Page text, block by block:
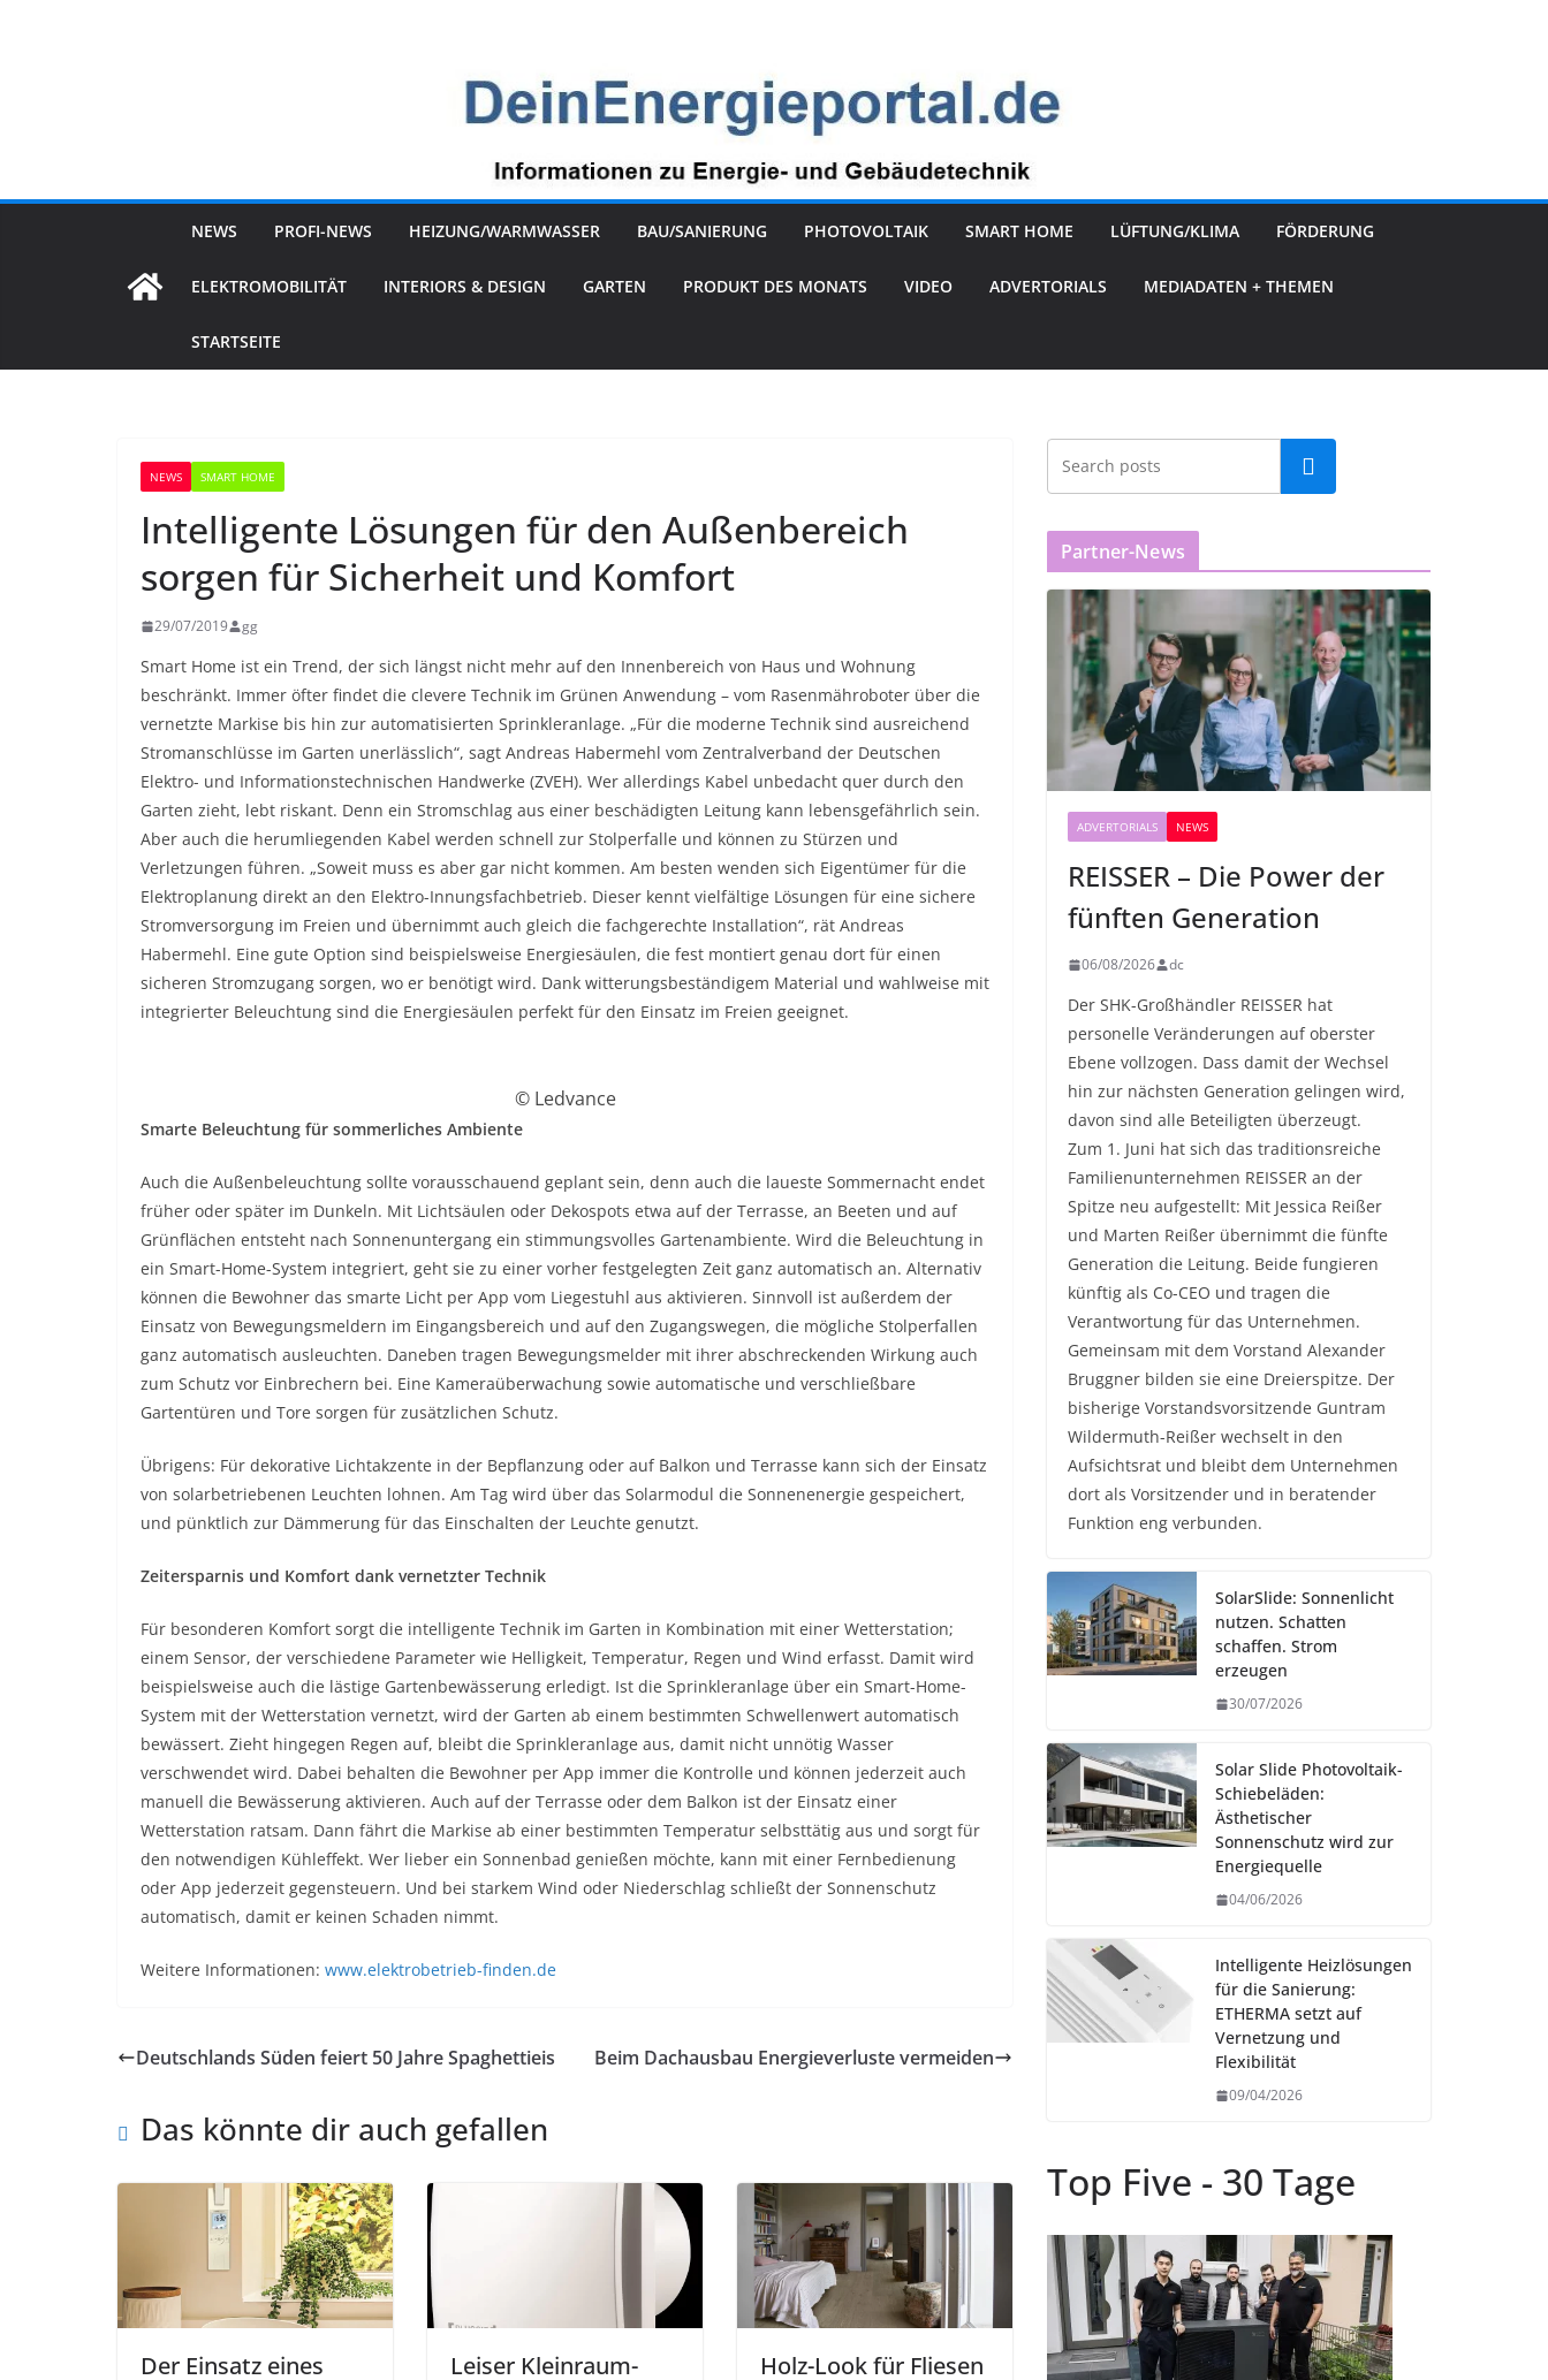
NEWS PROFI-NEWS HEIZUNG/WARMWASSER BAU/SANIERUNG PHOTOVOLTAIK SMART HOME LÜFTUNG/KLIMA FÖRDERUNG
ELEKTROMOBILITÄT INTERIORS & DESIGN GARTEN PRODUKT DES MONATS VIDEO ADVERTORIALS MEDIADATEN + THEMEN
STARTSEITE
NEWS SMART HOME
Intelligente Lösungen für den Außenbereich
sorgen für Sicherheit und Komfort
29/07/2019 gg
Smart Home ist ein Trend, der sich längst nicht mehr auf den Innenbereich von Haus und Wohnung
beschränkt. Immer öfter findet die clevere Technik im Grünen Anwendung – vom Rasenmähroboter über die
vernetzte Markise bis hin zur automatisierten Sprinkleranlage. „Für die moderne Technik sind ausreichend
Stromanschlüsse im Garten unerlässlich“, sagt Andreas Habermehl vom Zentralverband der Deutschen
Elektro- und Informationstechnischen Handwerke (ZVEH). Wer allerdings Kabel unbedacht quer durch den
Garten zieht, lebt riskant. Denn ein Stromschlag aus einer beschädigten Leitung kann lebensgefährlich sein.
Aber auch die herumliegenden Kabel werden schnell zur Stolperfalle und können zu Stürzen und
Verletzungen führen. „Soweit muss es aber gar nicht kommen. Am besten wenden sich Eigentümer für die
Elektroplanung direkt an den Elektro-Innungsfachbetrieb. Dieser kennt vielfältige Lösungen für eine sichere
Stromversorgung im Freien und übernimmt auch gleich die fachgerechte Installation“, rät Andreas
Habermehl. Eine gute Option sind beispielsweise Energiesäulen, die fest montiert genau dort für einen
sicheren Stromzugang sorgen, wo er benötigt wird. Dank witterungsbeständigem Material und wahlweise mit
integrierter Beleuchtung sind die Energiesäulen perfekt für den Einsatz im Freien geeignet.
© Ledvance
Smarte Beleuchtung für sommerliches Ambiente
Auch die Außenbeleuchtung sollte vorausschauend geplant sein, denn auch die laueste Sommernacht endet
früher oder später im Dunkeln. Mit Lichtsäulen oder Dekospots etwa auf der Terrasse, an Beeten und auf
Grünflächen entsteht nach Sonnenuntergang ein stimmungsvolles Gartenambiente. Wird die Beleuchtung in
ein Smart-Home-System integriert, geht sie zu einer vorher festgelegten Zeit ganz automatisch an. Alternativ
können die Bewohner das smarte Licht per App vom Liegestuhl aus aktivieren. Sinnvoll ist außerdem der
Einsatz von Bewegungsmeldern im Eingangsbereich und auf den Zugangswegen, die mögliche Stolperfallen
ganz automatisch ausleuchten. Daneben tragen Bewegungsmelder mit ihrer abschreckenden Wirkung auch
zum Schutz vor Einbrechern bei. Eine Kameraüberwachung sowie automatische und verschließbare
Gartentüren und Tore sorgen für zusätzlichen Schutz.
Übrigens: Für dekorative Lichtakzente in der Bepflanzung oder auf Balkon und Terrasse kann sich der Einsatz
von solarbetriebenen Leuchten lohnen. Am Tag wird über das Solarmodul die Sonnenenergie gespeichert,
und pünktlich zur Dämmerung für das Einschalten der Leuchte genutzt.
Zeitersparnis und Komfort dank vernetzter Technik
Für besonderen Komfort sorgt die intelligente Technik im Garten in Kombination mit einer Wetterstation;
einem Sensor, der verschiedene Parameter wie Helligkeit, Temperatur, Regen und Wind erfasst. Damit wird
beispielsweise auch die lästige Gartenbewässerung erledigt. Ist die Sprinkleranlage über ein Smart-Home-
System mit der Wetterstation vernetzt, wird der Garten ab einem bestimmten Schwellenwert automatisch
bewässert. Zieht hingegen Regen auf, bleibt die Sprinkleranlage aus, damit nicht unnötig Wasser
verschwendet wird. Dabei behalten die Bewohner per App immer die Kontrolle und können jederzeit auch
manuell die Bewässerung aktivieren. Auch auf der Terrasse oder dem Balkon ist der Einsatz einer
Wetterstation ratsam. Dann fährt die Markise ab einer bestimmten Temperatur selbsttätig aus und sorgt für
den notwendigen Kühleffekt. Wer lieber ein Sonnenbad genießen möchte, kann mit einer Fernbedienung
oder App jederzeit gegensteuern. Und bei starkem Wind oder Niederschlag schließt der Sonnenschutz
automatisch, damit er keinen Schaden nimmt.
Weitere Informationen: www.elektrobetrieb-finden.de
Deutschlands Süden feiert 50 Jahre Spaghettieis Beim Dachausbau Energieverluste vermeiden
Das könnte dir auch gefallen
Der Einsatz eines
Leiser Kleinraum-
Holz-Look für Fliesen
Partner-News
ADVERTORIALS NEWS
REISSER – Die Power der
fünften Generation
06/08/2026 dc
Der SHK-Großhändler REISSER hat
personelle Veränderungen auf oberster
Ebene vollzogen. Dass damit der Wechsel
hin zur nächsten Generation gelingen wird,
davon sind alle Beteiligten überzeugt.
Zum 1. Juni hat sich das traditionsreiche
Familienunternehmen REISSER an der
Spitze neu aufgestellt: Mit Jessica Reißer
und Marten Reißer übernimmt die fünfte
Generation die Leitung. Beide fungieren
künftig als Co-CEO und tragen die
Verantwortung für das Unternehmen.
Gemeinsam mit dem Vorstand Alexander
Bruggner bilden sie eine Dreierspitze. Der
bisherige Vorstandsvorsitzende Guntram
Wildermuth-Reißer wechselt in den
Aufsichtsrat und bleibt dem Unternehmen
dort als Vorsitzender und in beratender
Funktion eng verbunden.
SolarSlide: Sonnenlicht
nutzen. Schatten
schaffen. Strom
erzeugen
30/07/2026
Solar Slide Photovoltaik-
Schiebeläden:
Ästhetischer
Sonnenschutz wird zur
Energiequelle
04/06/2026
Intelligente Heizlösungen
für die Sanierung:
ETHERMA setzt auf
Vernetzung und
Flexibilität
09/04/2026
Top Five - 30 Tage